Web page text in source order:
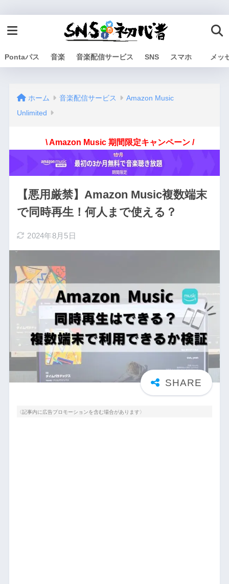
Pontaパス 音楽 音楽配信サービス SNS スマホ メッ
ホーム 音楽配信サービス
Amazon Music
Unlimited
\ Amazon Music 期間限定キャンペーン /
【悪用厳禁】Amazon Music複数端末
で同時再生！何人まで使える？
2024年8月5日
〈記事内に広告プロモーションを含む場合があります〉